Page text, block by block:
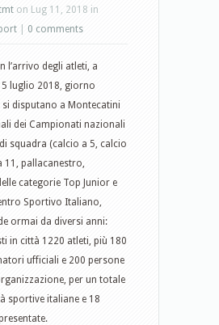
on Lug 11, 2018 in
0 comments
l’arrivo degli atleti, a
luglio 2018, giorno
disputano a Montecatini
dei Campionati nazionali
squadra (calcio a 5, calcio
11, pallacanestro,
categorie Top Junior e
Sportivo Italiano,
ormai da diversi anni:
in città 1220 atleti, più 180
ufficiali e 200 persone
per un totale
sportive italiane e 18